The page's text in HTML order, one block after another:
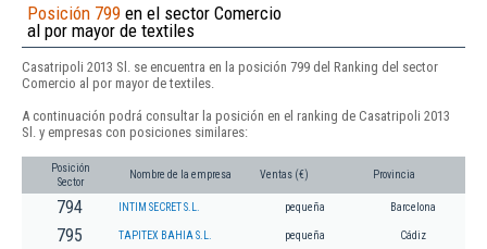
Posición 799 en el sector Comercio
al por mayor de textiles
Casatripoli 2013 Sl. se encuentra en la posición 799 del Ranking del sector
Comercio al por mayor de textiles.
A continuación podrá consultar la posición en el ranking de Casatripoli 2013
Sl. y empresas con posiciones similares:
Posición
Sector
Nombre de la empresa Ventas (€) Provincia
794 INTIM SECRET S.L. pequeña Barcelona
795 TAPITEX BAHIA S.L. pequeña Cádiz